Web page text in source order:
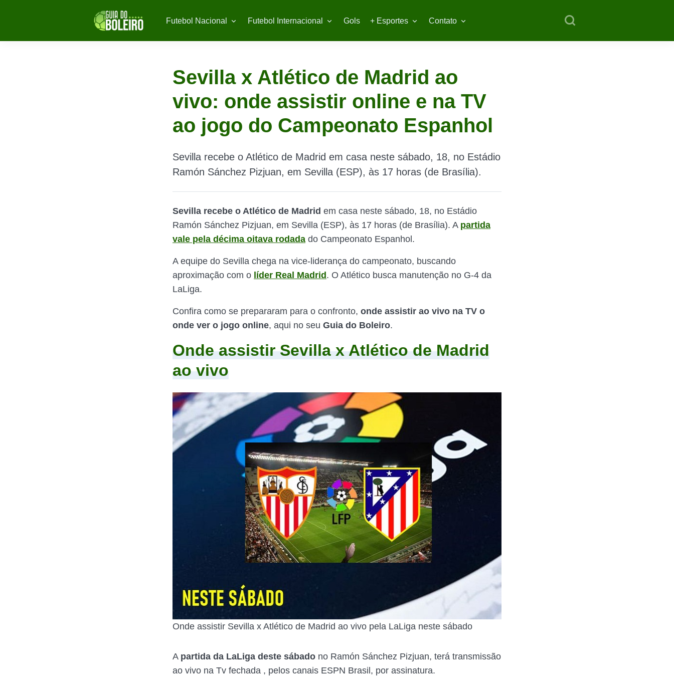
Futebol Nacional Futebol Internacional Gols + Esportes Contato
Sevilla x Atlético de Madrid ao
vivo: onde assistir online e na TV
ao jogo do Campeonato Espanhol
Sevilla recebe o Atlético de Madrid em casa neste sábado, 18, no Estádio
Ramón Sánchez Pizjuan, em Sevilla (ESP), às 17 horas (de Brasília).
Sevilla recebe o Atlético de Madrid em casa neste sábado, 18, no Estádio
Ramón Sánchez Pizjuan, em Sevilla (ESP), às 17 horas (de Brasília). A partida
vale pela décima oitava rodada do Campeonato Espanhol.
A equipe do Sevilla chega na vice-liderança do campeonato, buscando
aproximação com o líder Real Madrid . O Atlético busca manutenção no G-4 da
LaLiga.
Confira como se prepararam para o confronto, onde assistir ao vivo na TV o
onde ver o jogo online, aqui no seu Guia do Boleiro.
Onde assistir Sevilla x Atlético de Madrid
ao vivo
Onde assistir Sevilla x Atlético de Madrid ao vivo pela LaLiga neste sábado
A partida da LaLiga deste sábado no Ramón Sánchez Pizjuan, terá transmissão
ao vivo na Tv fechada , pelos canais ESPN Brasil, por assinatura.